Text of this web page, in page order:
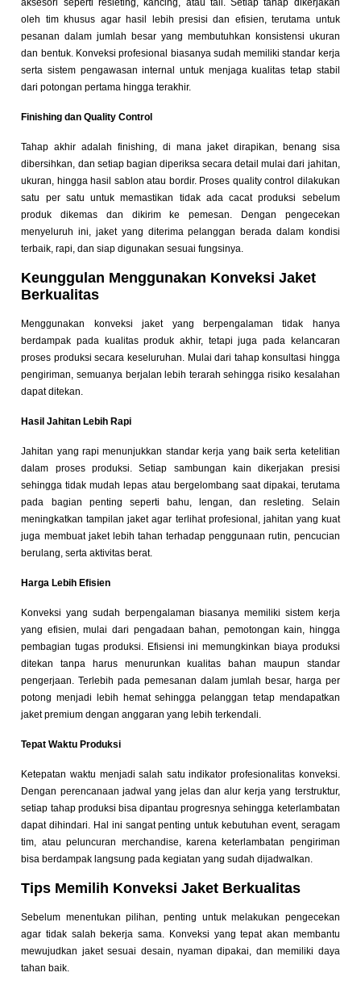
aksesori seperti resleting, kancing, atau tali. Setiap tahap dikerjakan
oleh tim khusus agar hasil lebih presisi dan efisien, terutama untuk
pesanan dalam jumlah besar yang membutuhkan konsistensi ukuran
dan bentuk. Konveksi profesional biasanya sudah memiliki standar kerja
serta sistem pengawasan internal untuk menjaga kualitas tetap stabil
dari potongan pertama hingga terakhir.
Finishing dan Quality Control
Tahap akhir adalah finishing, di mana jaket dirapikan, benang sisa
dibersihkan, dan setiap bagian diperiksa secara detail mulai dari jahitan,
ukuran, hingga hasil sablon atau bordir. Proses quality control dilakukan
satu per satu untuk memastikan tidak ada cacat produksi sebelum
produk dikemas dan dikirim ke pemesan. Dengan pengecekan
menyeluruh ini, jaket yang diterima pelanggan berada dalam kondisi
terbaik, rapi, dan siap digunakan sesuai fungsinya.
Keunggulan Menggunakan Konveksi Jaket
Berkualitas
Menggunakan konveksi jaket yang berpengalaman tidak hanya
berdampak pada kualitas produk akhir, tetapi juga pada kelancaran
proses produksi secara keseluruhan. Mulai dari tahap konsultasi hingga
pengiriman, semuanya berjalan lebih terarah sehingga risiko kesalahan
dapat ditekan.
Hasil Jahitan Lebih Rapi
Jahitan yang rapi menunjukkan standar kerja yang baik serta ketelitian
dalam proses produksi. Setiap sambungan kain dikerjakan presisi
sehingga tidak mudah lepas atau bergelombang saat dipakai, terutama
pada bagian penting seperti bahu, lengan, dan resleting. Selain
meningkatkan tampilan jaket agar terlihat profesional, jahitan yang kuat
juga membuat jaket lebih tahan terhadap penggunaan rutin, pencucian
berulang, serta aktivitas berat.
Harga Lebih Efisien
Konveksi yang sudah berpengalaman biasanya memiliki sistem kerja
yang efisien, mulai dari pengadaan bahan, pemotongan kain, hingga
pembagian tugas produksi. Efisiensi ini memungkinkan biaya produksi
ditekan tanpa harus menurunkan kualitas bahan maupun standar
pengerjaan. Terlebih pada pemesanan dalam jumlah besar, harga per
potong menjadi lebih hemat sehingga pelanggan tetap mendapatkan
jaket premium dengan anggaran yang lebih terkendali.
Tepat Waktu Produksi
Ketepatan waktu menjadi salah satu indikator profesionalitas konveksi.
Dengan perencanaan jadwal yang jelas dan alur kerja yang terstruktur,
setiap tahap produksi bisa dipantau progresnya sehingga keterlambatan
dapat dihindari. Hal ini sangat penting untuk kebutuhan event, seragam
tim, atau peluncuran merchandise, karena keterlambatan pengiriman
bisa berdampak langsung pada kegiatan yang sudah dijadwalkan.
Tips Memilih Konveksi Jaket Berkualitas
Sebelum menentukan pilihan, penting untuk melakukan pengecekan
agar tidak salah bekerja sama. Konveksi yang tepat akan membantu
mewujudkan jaket sesuai desain, nyaman dipakai, dan memiliki daya
tahan baik.